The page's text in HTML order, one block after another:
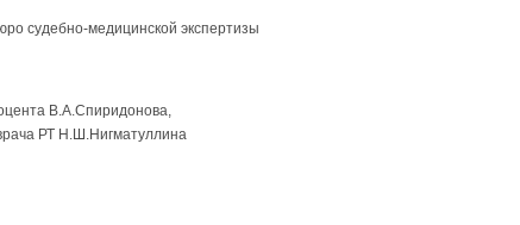
судебно-медицинской экспертизы
В.А.Спиридонова,
РТ Н.Ш.Нигматуллина